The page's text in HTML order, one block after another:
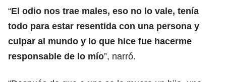
“El odio nos trae males, eso no lo vale, tenía
todo para estar resentida con una persona y
culpar al mundo y lo que hice fue hacerme
responsable de lo mío”, narró.